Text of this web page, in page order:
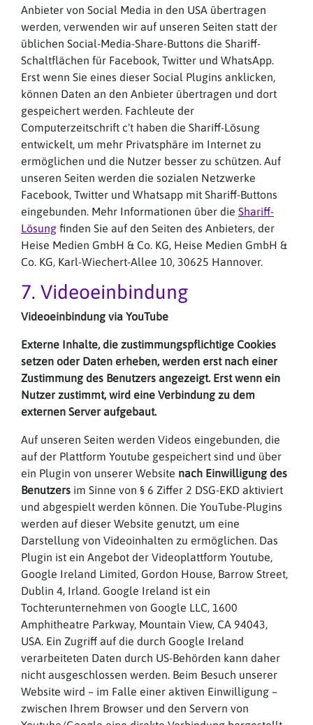
Anbieter von Social Media in den USA übertragen
werden, verwenden wir auf unseren Seiten statt der
üblichen Social-Media-Share-Buttons die Shariff-
Schaltflächen für Facebook, Twitter und WhatsApp.
Erst wenn Sie eines dieser Social Plugins anklicken,
können Daten an den Anbieter übertragen und dort
gespeichert werden. Fachleute der
Computerzeitschrift c't haben die Shariff-Lösung
entwickelt, um mehr Privatsphäre im Internet zu
ermöglichen und die Nutzer besser zu schützen. Auf
unseren Seiten werden die sozialen Netzwerke
Facebook, Twitter und Whatsapp mit Shariff-Buttons
eingebunden. Mehr Informationen über die Shariff-
Lösung finden Sie auf den Seiten des Anbieters, der
Heise Medien GmbH & Co. KG, Heise Medien GmbH &
Co. KG, Karl-Wiechert-Allee 10, 30625 Hannover.
7. Videoeinbindung
Videoeinbindung via YouTube
Externe Inhalte, die zustimmungspflichtige Cookies
setzen oder Daten erheben, werden erst nach einer
Zustimmung des Benutzers angezeigt. Erst wenn ein
Nutzer zustimmt, wird eine Verbindung zu dem
externen Server aufgebaut.
Auf unseren Seiten werden Videos eingebunden, die
auf der Plattform Youtube gespeichert sind und über
ein Plugin von unserer Website nach Einwilligung des
Benutzers im Sinne von § 6 Ziffer 2 DSG-EKD aktiviert
und abgespielt werden können. Die YouTube-Plugins
werden auf dieser Website genutzt, um eine
Darstellung von Videoinhalten zu ermöglichen. Das
Plugin ist ein Angebot der Videoplattform Youtube,
Google Ireland Limited, Gordon House, Barrow Street,
Dublin 4, Irland. Google Ireland ist ein
Tochterunternehmen von Google LLC, 1600
Amphitheatre Parkway, Mountain View, CA 94043,
USA. Ein Zugriff auf die durch Google Ireland
verarbeiteten Daten durch US-Behörden kann daher
nicht ausgeschlossen werden. Beim Besuch unserer
Website wird – im Falle einer aktiven Einwilligung –
zwischen Ihrem Browser und den Servern von